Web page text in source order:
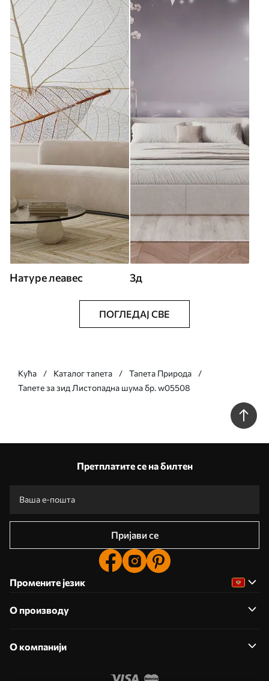
Натуре леавес 3д
ПОГЛЕДАЈ СВЕ
Кућа Каталог тапета
Тапета Природа
Тапете за зид Листопадна шума бр. w05508
Претплатите се на билтен
Пријави се
Промените језик
О производу
О компанији